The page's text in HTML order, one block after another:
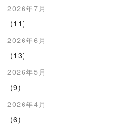
2026年7月
(11)
2026年6月
(13)
2026年5月
(9)
2026年4月
(6)